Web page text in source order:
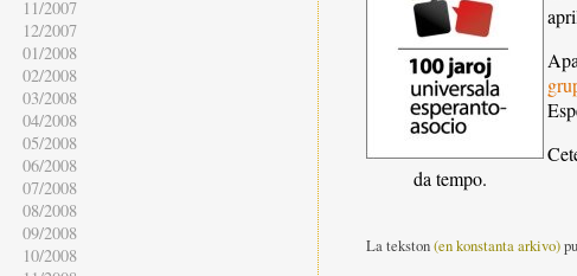
da tempo.
La tekston(en konstanta arkivo)
11/2007
12/2007
01/2008
02/2008
03/2008
04/2008
05/2008
06/2008
07/2008
08/2008
09/2008
10/2008